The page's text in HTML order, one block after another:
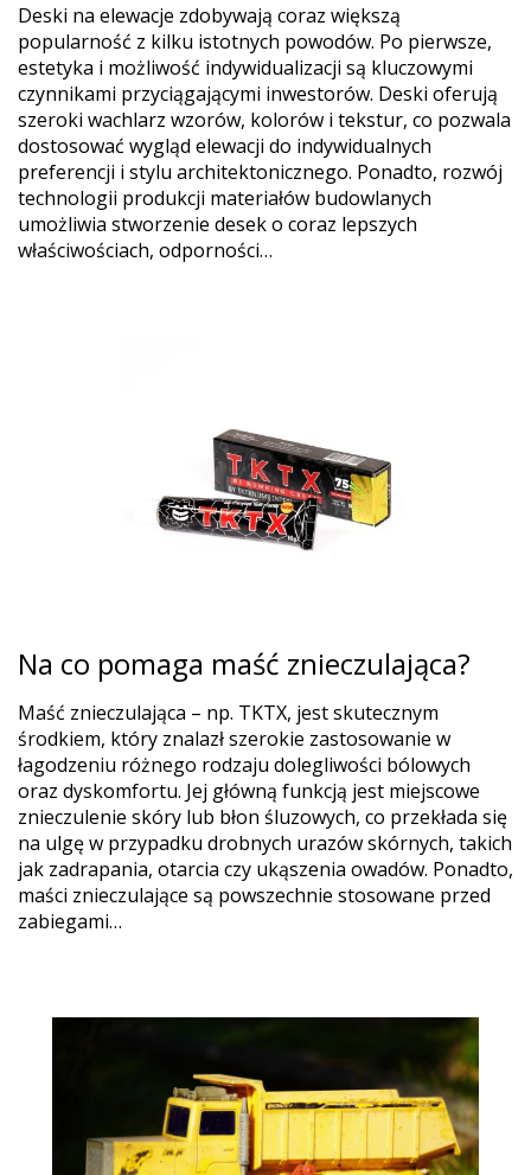
Deski na elewacje zdobywają coraz większą
popularność z kilku istotnych powodów. Po pierwsze,
estetyka i możliwość indywidualizacji są kluczowymi
czynnikami przyciągającymi inwestorów. Deski oferują
szeroki wachlarz wzorów, kolorów i tekstur, co pozwala
dostosować wygląd elewacji do indywidualnych
preferencji i stylu architektonicznego. Ponadto, rozwój
technologii produkcji materiałów budowlanych
umożliwia stworzenie desek o coraz lepszych
właściwościach, odporności…
Na co pomaga maść znieczulająca?
Maść znieczulająca – np. TKTX, jest skutecznym
środkiem, który znalazł szerokie zastosowanie w
łagodzeniu różnego rodzaju dolegliwości bólowych
oraz dyskomfortu. Jej główną funkcją jest miejscowe
znieczulenie skóry lub błon śluzowych, co przekłada się
na ulgę w przypadku drobnych urazów skórnych, takich
jak zadrapania, otarcia czy ukąszenia owadów. Ponadto,
maści znieczulające są powszechnie stosowane przed
zabiegami…